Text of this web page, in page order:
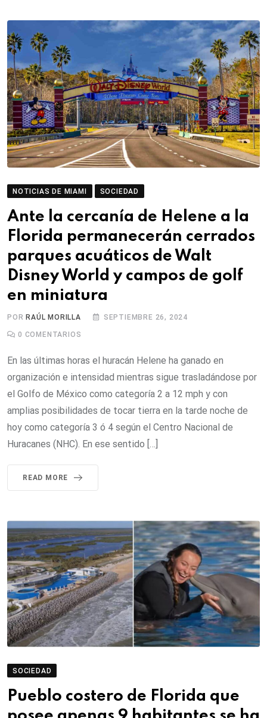
NOTICIAS DE MIAMI SOCIEDAD
Ante la cercanía de Helene a la
Florida permanecerán cerrados
parques acuáticos de Walt
Disney World y campos de golf
en miniatura
POR RAÚL MORILLA SEPTIEMBRE 26, 2024
0 COMENTARIOS
En las últimas horas el huracán Helene ha ganado en
organización e intensidad mientras sigue trasladándose por
el Golfo de México como categoría 2 a 12 mph y con
amplias posibilidades de tocar tierra en la tarde noche de
hoy como categoría 3 ó 4 según el Centro Nacional de
Huracanes (NHC). En ese sentido […]
READ MORE
SOCIEDAD
Pueblo costero de Florida que